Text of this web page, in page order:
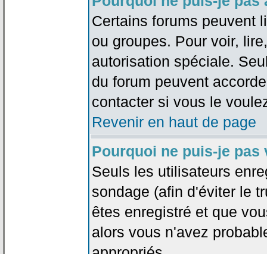
Certains forums peuvent
ou groupes. Pour voir,
autorisation spéciale.
du forum peuvent
contacter si vous le
Revenir en haut de page
Pourquoi ne puis-je pas
Seuls les utilisateurs
sondage (afin d'éviter le
êtes enregistré et que
alors vous n'avez